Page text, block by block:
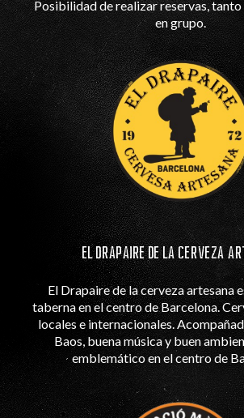
Posibilidad de realizar reservas,
en grupo.
EL DRAPAIRE DE LA CERVEZA
El Drapaire de la cerveza artesana
taberna en el centro de Barcelona.
locales e internacionales.
Baos, buena música y buen
emblemático en el centro de